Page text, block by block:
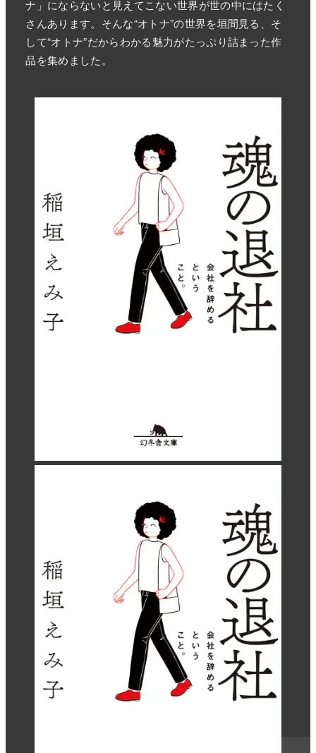
ナ」にならないと見えてこない世界が世の中にはたく
さんあります。そんな“オトナ”の世界を垣間見る、そ
して“オトナ”だからわかる魅力がたっぷり詰まった作
品を集めました。